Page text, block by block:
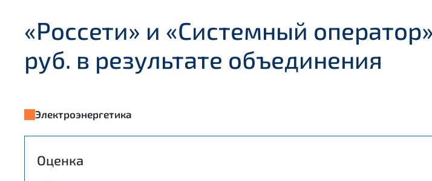
«Россети» и «Системный
руб. в результате объединения
Электроэнергетика
Оценка